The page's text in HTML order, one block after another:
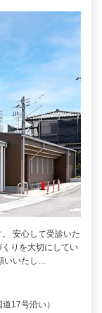
安心して受診いた
りを大切にしてい
いいたし…
17号沿い）